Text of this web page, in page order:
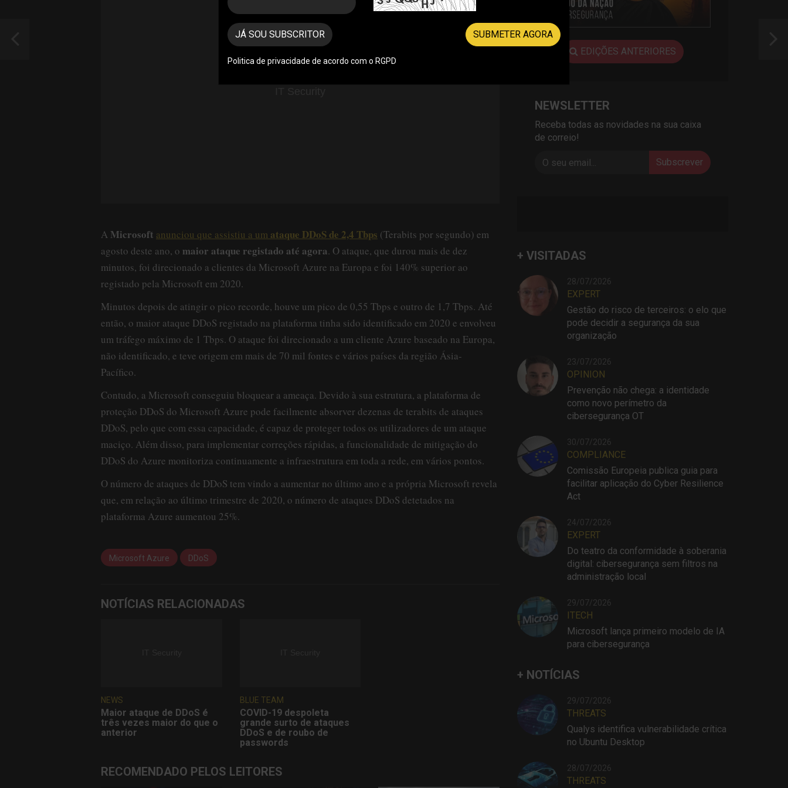
A Microsoft anunciou que assistiu a um ataque DDoS de 2,4 Tbps (Terabits por segundo) em
agosto deste ano, o maior ataque registado até agora. O ataque, que durou mais de dez
minutos, foi direcionado a clientes da Microsoft Azure na Europa e foi 140% superior ao
registado pela Microsoft em 2020.
Minutos depois de atingir o pico recorde, houve um pico de 0,55 Tbps e outro de 1,7 Tbps. Até
então, o maior ataque DDoS registado na plataforma tinha sido identificado em 2020 e envolveu
um tráfego máximo de 1 Tbps. O ataque foi direcionado a um cliente Azure baseado na Europa,
não identificado, e teve origem em mais de 70 mil fontes e vários países da região Ásia-
Pacífico.
Contudo, a Microsoft conseguiu bloquear a ameaça. Devido à sua estrutura, a plataforma de
proteção DDoS do Microsoft Azure pode facilmente absorver dezenas de terabits de ataques
DDoS, pelo que com essa capacidade, é capaz de proteger todos os utilizadores de um ataque
maciço. Além disso, para implementar correções rápidas, a funcionalidade de mitigação do
DDoS do Azure monitoriza continuamente a infraestrutura em toda a rede, em vários pontos.
O número de ataques de DDoS tem vindo a aumentar no último ano e a própria Microsoft revela
que, em relação ao último trimestre de 2020, o número de ataques DDoS detetados na
plataforma Azure aumentou 25%.
Microsoft Azure DDoS
NOTÍCIAS RELACIONADAS
NEWS
Maior ataque de DDoS é
três vezes maior do que o
anterior
BLUE TEAM
COVID-19 despoleta
grande surto de ataques
DDoS e de roubo de
passwords
RECOMENDADO PELOS LEITORES
EDIÇÕES ANTERIORES
NEWSLETTER
Receba todas as novidades na sua caixa
de correio!
Subscrever
+ VISITADAS
28/07/2026
EXPERT
Gestão do risco de terceiros: o elo que
pode decidir a segurança da sua
organização
23/07/2026
OPINION
Prevenção não chega: a identidade
como novo perímetro da
cibersegurança OT
30/07/2026
COMPLIANCE
Comissão Europeia publica guia para
facilitar aplicação do Cyber Resilience
Act
24/07/2026
EXPERT
Do teatro da conformidade à soberania
digital: cibersegurança sem filtros na
administração local
29/07/2026
ITECH
Microsoft lança primeiro modelo de IA
para cibersegurança
+ NOTÍCIAS
29/07/2026
THREATS
Qualys identifica vulnerabilidade crítica
no Ubuntu Desktop
28/07/2026
THREATS
JÁ SOU SUBSCRITOR SUBMETER AGORA
Politica de privacidade de acordo com o RGPD